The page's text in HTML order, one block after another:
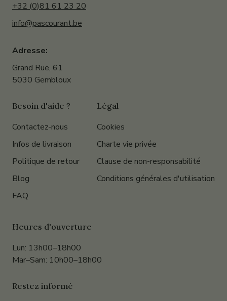
+32 (0)81 61 23 20
info@pascourant.be
Adresse:
Grand Rue, 61
5030 Gembloux
Besoin d'aide ?
Contactez-nous
Infos de livraison
Politique de retour
Blog
FAQ
Légal
Cookies
Charte vie privée
Clause de non-responsabilité
Conditions générales d'utilisation
Heures d'ouverture
Lun: 13h00–18h00
Mar–Sam: 10h00–18h00
Restez informé